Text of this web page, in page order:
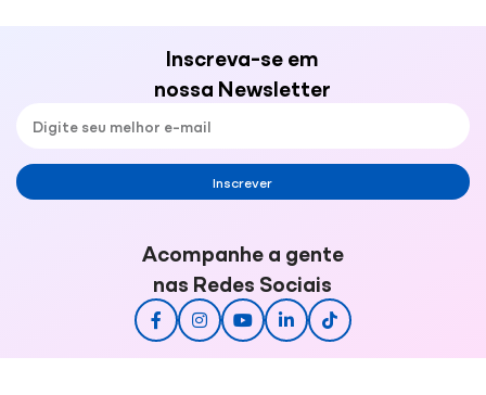
Inscreva-se em
nossa Newsletter
Inscrever
Acompanhe a gente
nas Redes Sociais